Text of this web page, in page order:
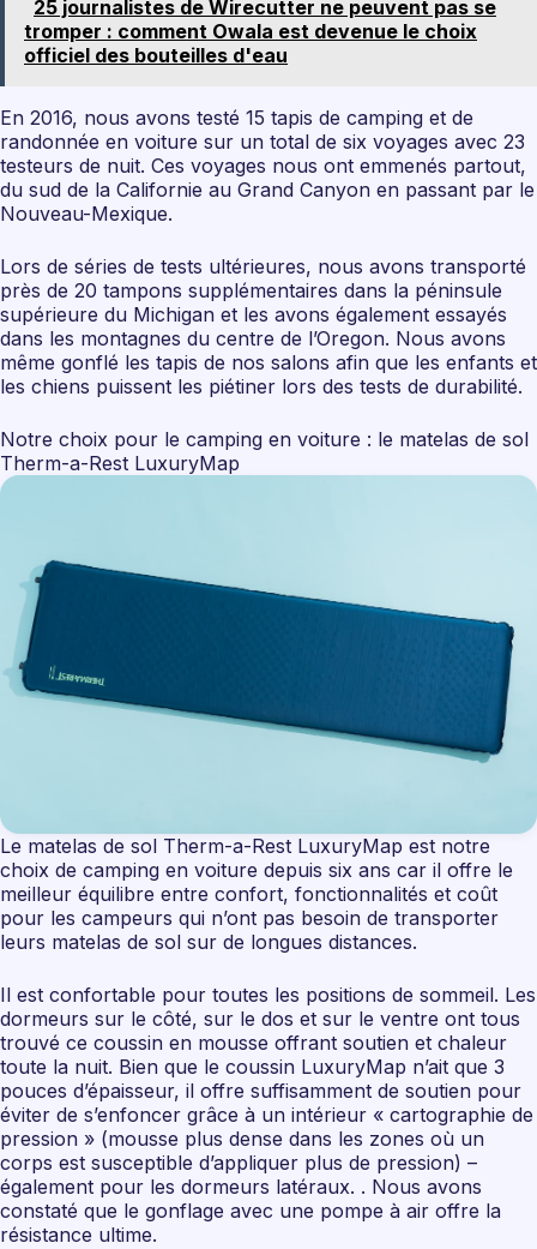
25 journalistes de Wirecutter ne peuvent pas se
tromper : comment Owala est devenue le choix
officiel des bouteilles d'eau
En 2016, nous avons testé 15 tapis de camping et de
randonnée en voiture sur un total de six voyages avec 23
testeurs de nuit. Ces voyages nous ont emmenés partout,
du sud de la Californie au Grand Canyon en passant par le
Nouveau-Mexique.
Lors de séries de tests ultérieures, nous avons transporté
près de 20 tampons supplémentaires dans la péninsule
supérieure du Michigan et les avons également essayés
dans les montagnes du centre de l’Oregon. Nous avons
même gonflé les tapis de nos salons afin que les enfants et
les chiens puissent les piétiner lors des tests de durabilité.
Notre choix pour le camping en voiture : le matelas de sol
Therm-a-Rest LuxuryMap
Le matelas de sol Therm-a-Rest LuxuryMap est notre
choix de camping en voiture depuis six ans car il offre le
meilleur équilibre entre confort, fonctionnalités et coût
pour les campeurs qui n’ont pas besoin de transporter
leurs matelas de sol sur de longues distances.
Il est confortable pour toutes les positions de sommeil. Les
dormeurs sur le côté, sur le dos et sur le ventre ont tous
trouvé ce coussin en mousse offrant soutien et chaleur
toute la nuit. Bien que le coussin LuxuryMap n’ait que 3
pouces d’épaisseur, il offre suffisamment de soutien pour
éviter de s’enfoncer grâce à un intérieur « cartographie de
pression » (mousse plus dense dans les zones où un
corps est susceptible d’appliquer plus de pression) –
également pour les dormeurs latéraux. . Nous avons
constaté que le gonflage avec une pompe à air offre la
résistance ultime.